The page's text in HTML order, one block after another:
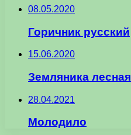
08.05.2020
Горичник русский
15.06.2020
Земляника лесная
28.04.2021
Молодило